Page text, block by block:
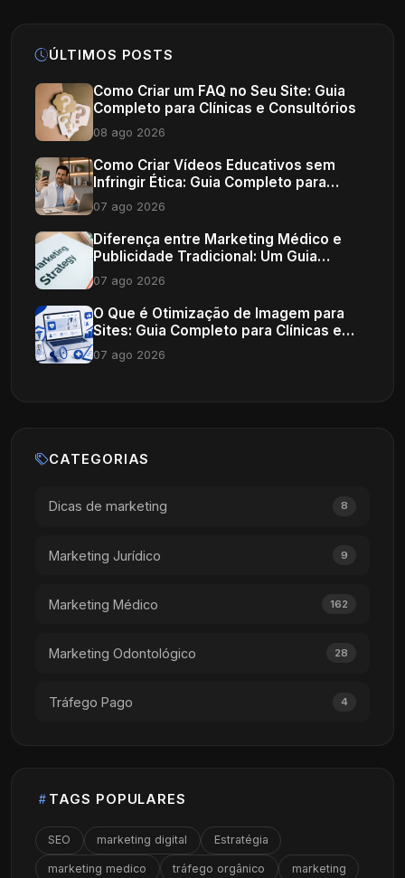
ÚLTIMOS POSTS
Como Criar um FAQ no Seu Site: Guia
Completo para Clínicas e Consultórios
08 ago 2026
Como Criar Vídeos Educativos sem
Infringir Ética: Guia Completo para
Profissionais de Saúde
07 ago 2026
Diferença entre Marketing Médico e
Publicidade Tradicional: Um Guia
Completo
07 ago 2026
O Que é Otimização de Imagem para
Sites: Guia Completo para Clínicas e
Consultórios
07 ago 2026
CATEGORIAS
Dicas de marketing 8
Marketing Jurídico 9
Marketing Médico 162
Marketing Odontológico 28
Tráfego Pago 4
TAGS POPULARES
SEO marketing digital Estratégia
marketing medico tráfego orgânico marketing